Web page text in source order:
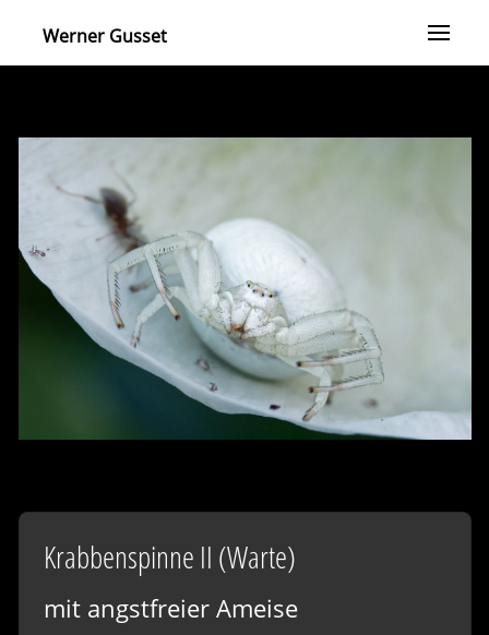
Werner Gusset
Krabbenspinne II (Warte)
mit angstfreier Ameise